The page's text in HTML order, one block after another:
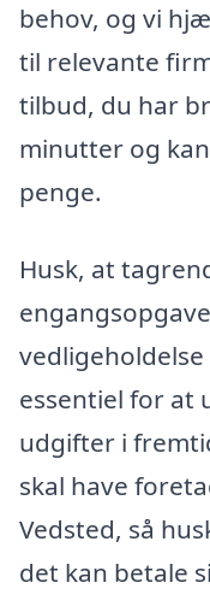
behov, og vi
til relevante
tilbud, du har
minutter og
penge.
Husk, at
essentiel for at
udgifter i
skal have
Vedsted, så
det kan betale